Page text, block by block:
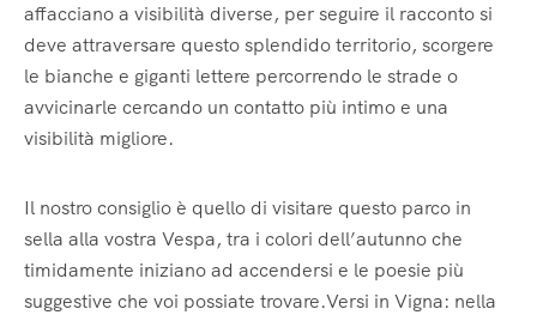
affacciano a visibilità diverse, per seguire il racconto si
deve attraversare questo splendido territorio, scorgere
le bianche e giganti lettere percorrendo le strade o
avvicinarle cercando un contatto più intimo e una
visibilità migliore.
Il nostro consiglio è quello di visitare questo parco in
sella alla vostra Vespa, tra i colori dell’autunno che
timidamente iniziano ad accendersi e le poesie più
suggestive che voi possiate trovare.Versi in Vigna: nella